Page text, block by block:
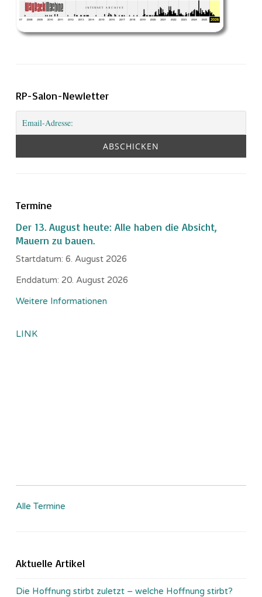
RP-Salon-Newletter
Termine
Der 13. August heute: Alle haben die Absicht,
Mauern zu bauen.
Startdatum: 6. August 2026
Enddatum: 20. August 2026
Weitere Informationen
LINK
Alle Termine
Aktuelle Artikel
Die Hoffnung stirbt zuletzt – welche Hoffnung stirbt?